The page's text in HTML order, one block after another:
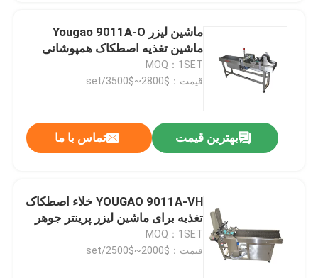
ماشین لیزر Yougao 9011A-O
ماشین تغذیه اصطکاک همپوشانی
MOQ：1SET
قیمت：$2800~$3500/set
بهترین قیمت تماس با ما
YOUGAO 9011A-VH خلاء اصطکاک
تغذیه برای ماشین لیزر پرینتر جوهر
MOQ：1SET
قیمت：$2000~$2500/set